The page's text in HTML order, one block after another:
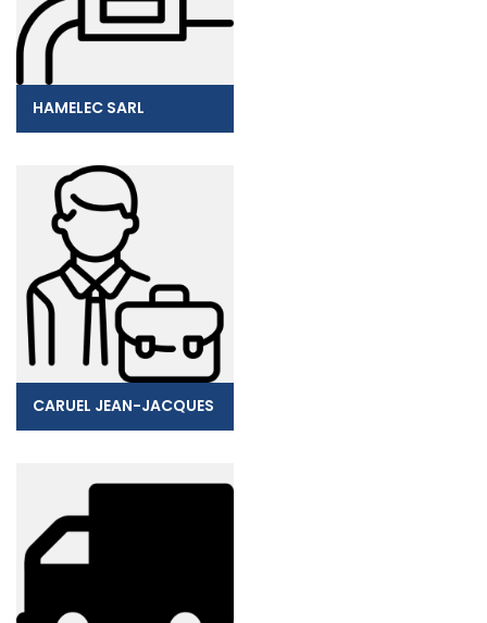
HAMELEC SARL
CARUEL JEAN-JACQUES